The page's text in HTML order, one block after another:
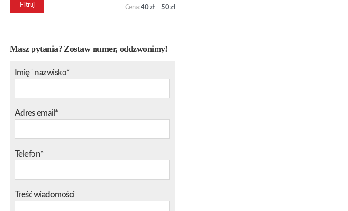
Cena
min.
Cena
maks.
Filtruj Cena:40 zł—50 zł
Masz pytania? Zostaw numer, oddzwonimy!
Imię i nazwisko*
Adres email*
Telefon*
Treść wiadomości